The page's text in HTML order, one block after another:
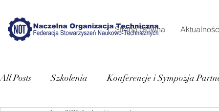
Strona główna
All Posts Szkolenia Konferencje i Sympozja